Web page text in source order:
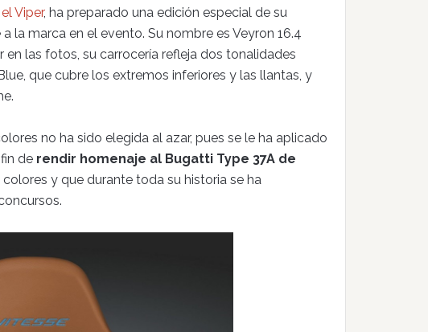
Viper, ha preparado una edición especial de su
la marca en el evento. Su nombre es Veyron 16.4
en las fotos, su carrocería refleja dos tonalidades
que cubre los extremos inferiores y las llantas, y
no ha sido elegida al azar, pues se le ha aplicado
de rendir homenaje al Bugatti Type 37A de
y que durante toda su historia se ha